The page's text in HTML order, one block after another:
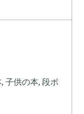
子供の本, 段ボ